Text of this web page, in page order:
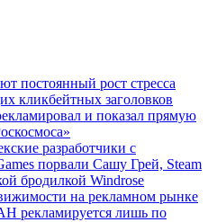
постоянный рост стресса
кликбейтных заголовков
и показал прямую
разработчики с
порвали Сашу Грей, Steam
бродилкой Windrose
на рекламном рынке
рекламируется лишь по